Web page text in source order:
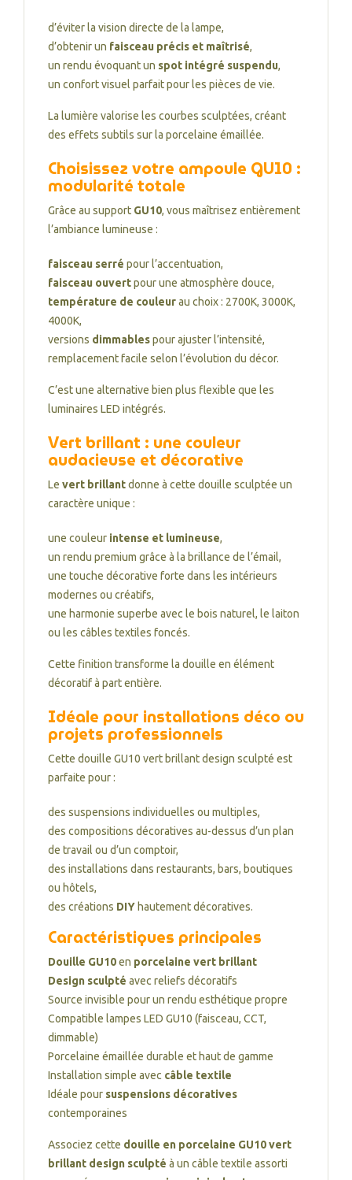
d’éviter la vision directe de la lampe,
d’obtenir un faisceau précis et maîtrisé,
un rendu évoquant un spot intégré suspendu,
un confort visuel parfait pour les pièces de vie.
La lumière valorise les courbes sculptées, créant
des effets subtils sur la porcelaine émaillée.
Choisissez votre ampoule GU10 :
modularité totale
Grâce au support GU10, vous maîtrisez entièrement
l’ambiance lumineuse :
faisceau serré pour l’accentuation,
faisceau ouvertpour une atmosphère douce,
température de couleurau choix : 2700K, 3000K,
4000K,
versions dimmablespour ajuster l’intensité,
remplacement facile selon l’évolution du décor.
C’est une alternative bien plus flexible que les
luminaires LED intégrés.
Vert brillant : une couleur
audacieuse et décorative
Le vert brillantdonne à cette douille sculptée un
caractère unique :
une couleur intense et lumineuse,
un rendu premium grâce à la brillance de l’émail,
une touche décorative forte dans les intérieurs
modernes ou créatifs,
une harmonie superbe avec le bois naturel, le laiton
ou les câbles textiles foncés.
Cette finition transforme la douille en élément
décoratif à part entière.
Idéale pour installations déco ou
projets professionnels
Cette douille GU10 vert brillant design sculpté est
parfaite pour :
des suspensions individuelles ou multiples,
des compositions décoratives au-dessus d’un plan
de travail ou d’un comptoir,
des installations dans restaurants, bars, boutiques
ou hôtels,
des créations DIY hautement décoratives.
Caractéristiques principales
Douille GU10en porcelaine vert brillant
Design sculpté avec reliefs décoratifs
Source invisible pour un rendu esthétique propre
Compatible lampes LED GU10 (faisceau, CCT,
dimmable)
Porcelaine émaillée durable et haut de gamme
Installation simple avec câble textile
Idéale pour suspensions décoratives
contemporaines
Associez cette douille en porcelaine GU10 vert
brillant design sculpté à un câble textile assorti